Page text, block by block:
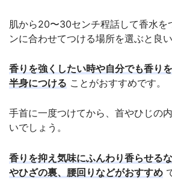
肌から20〜30センチ程話して香水を
ンに合わせてつける場所を選ぶと良い
香りを強くしたい時や自分でも香り
半身につける ことがおすすめです。
手首に一度つけてから、首やひじの
いでしょう。
香りを抑え気味にふんわり香らせる
やひざの裏、腰回りなどがおすすめ